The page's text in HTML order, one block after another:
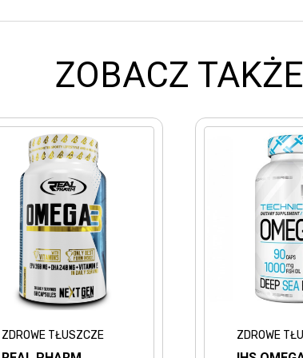
ZOBACZ TAKŻE
ZDROWE TŁUSZCZE